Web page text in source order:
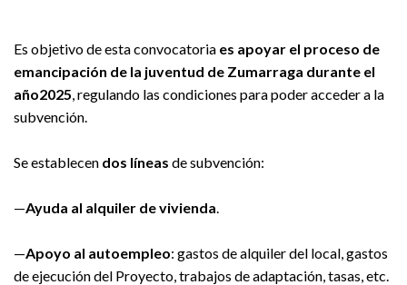
Es objetivodeestaconvocatoria es apoyar el proceso de
emancipación de la juventud de Zumarraga durante el
año2025,regulando las condiciones parapoderaccedera la
subvención.
Seestablecen dos líneas desubvención:
—Ayuda al alquiler devivienda.
—Apoyo al autoempleo: gastos dealquilerdel local,gastos
deejecucióndel Proyecto,trabajos deadaptación,tasas,etc.